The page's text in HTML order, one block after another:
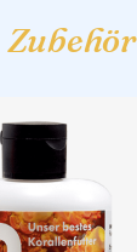
Zubehör